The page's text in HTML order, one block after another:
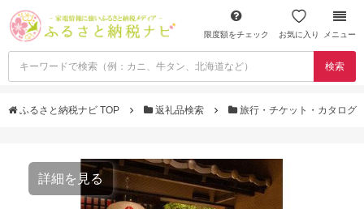
限度額をチェック お気に入り メニュー
検索
ふるさと納税ナビ TOP 返礼品検索 旅行・チケット・カタログ
詳細を見る